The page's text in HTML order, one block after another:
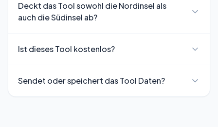
Deckt das Tool sowohl die Nordinsel als
auch die Südinsel ab?
Ist dieses Tool kostenlos?
Sendet oder speichert das Tool Daten?